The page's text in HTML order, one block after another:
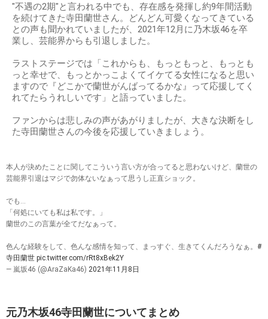
"不遇の2期"と言われる中でも、存在感を発揮し約9年間活動
を続けてきた寺田蘭世さん。どんどん可愛くなってきている
との声も聞かれていましたが、2021年12月に乃木坂46を卒
業し、芸能界からも引退しました。
ラストステージでは「これからも、もっともっと、もっとも
っと幸せで、もっとかっこよくてイケてる女性になると思い
ますので『どこかで蘭世がんばってるかな』って応援してく
れてたらうれしいです」と語っていました。
ファンからは悲しみの声があがりましたが、大きな決断をし
た寺田蘭世さんの今後を応援していきましょう。
本人が決めたことに関してこういう言い方が合ってると思わないけど、蘭世の
芸能界引退はマジで勿体ないなぁって思うし正直ショック。
でも…
「何処にいても私は私です。」
蘭世のこの言葉が全てだなぁって。
色んな経験をして、色んな感情を知って、まっすぐ、生きてくんだろうなぁ。 #
寺田蘭世 pic.twitter.com/rRt8xBek2Y
— 嵐坂46 (@AraZaKa46) 2021年11月8日
元乃木坂46寺田蘭世についてまとめ